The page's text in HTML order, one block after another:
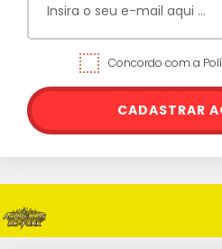
Concordo com a
CADASTRAR